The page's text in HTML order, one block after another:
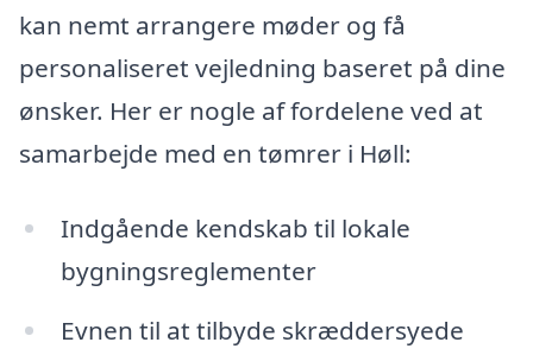
kan nemt arrangere møder og få
personaliseret vejledning baseret på dine
ønsker. Her er nogle af fordelene ved at
samarbejde med en tømrer i Høll:
Indgående kendskab til lokale
bygningsreglementer
Evnen til at tilbyde skræddersyede